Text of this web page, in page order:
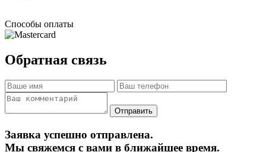
Способы оплаты
Обратная связь
Заявка успешно отправлена.
Мы свяжемся с вами в ближайшее время.